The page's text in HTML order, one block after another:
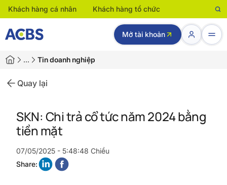
Khách hàng cá nhân Khách hàng tổ chức
Mở tài khoản
… Tin doanh nghiệp
Quay lại
SKN: Chi trả cổ tức năm 2024 bằng
tiền mặt
07/05/2025 - 5:48:48 Chiều
Share: